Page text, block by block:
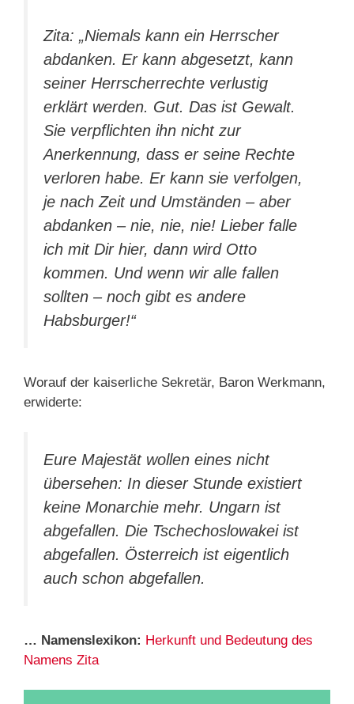
Zita: „Niemals kann ein Herrscher
abdanken. Er kann abgesetzt, kann
seiner Herrscherrechte verlustig
erklärt werden. Gut. Das ist Gewalt.
Sie verpflichten ihn nicht zur
Anerkennung, dass er seine Rechte
verloren habe. Er kann sie verfolgen,
je nach Zeit und Umständen – aber
abdanken – nie, nie, nie! Lieber falle
ich mit Dir hier, dann wird Otto
kommen. Und wenn wir alle fallen
sollten – noch gibt es andere
Habsburger!“
Worauf der kaiserliche Sekretär, Baron Werkmann,
erwiderte:
Eure Majestät wollen eines nicht
übersehen: In dieser Stunde existiert
keine Monarchie mehr. Ungarn ist
abgefallen. Die Tschechoslowakei ist
abgefallen. Österreich ist eigentlich
auch schon abgefallen.
… Namenslexikon: Herkunft und Bedeutung des
Namens Zita